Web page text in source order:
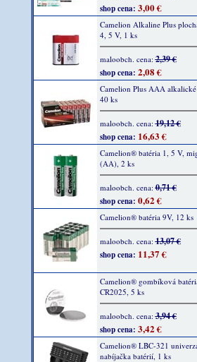
shop cena: 3,00 €
Camelion Alkaline Plus
4, 5 V, 1 ks
maloobch. cena:2,39 €
shop cena: 2,08 €
Camelion Plus AAA
40 ks
maloobch. cena:19,12 €
shop cena: 16,63 €
Camelion® batéria 1, 5 V,
(AA), 2 ks
maloobch. cena:0,71 €
shop cena: 0,62 €
Camelion® batéria 9V, 12 ks
maloobch. cena:13,07 €
shop cena: 11,37 €
Camelion® gombíková
CR2025, 5 ks
maloobch. cena:3,94 €
shop cena: 3,42 €
Camelion® LBC-321
nabíjačka batérií, 1 ks